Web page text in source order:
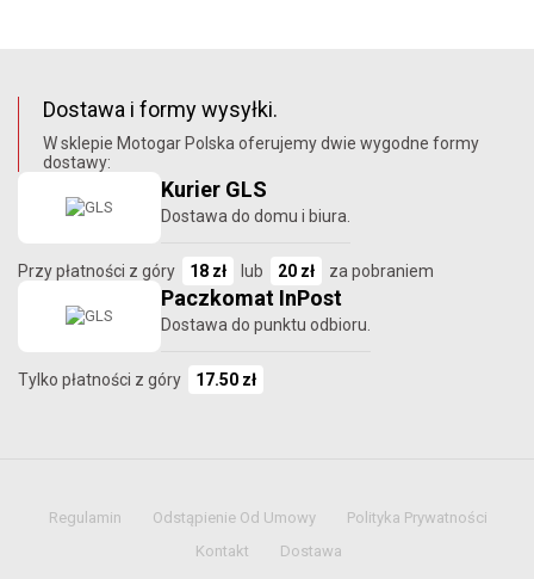
Dostawa i formy wysyłki.
W sklepie Motogar Polska oferujemy dwie wygodne formy
dostawy:
Kurier GLS
Dostawa do domu i biura.
Przy płatności z góry 18 zł lub 20 zł za pobraniem
Paczkomat InPost
Dostawa do punktu odbioru.
Tylko płatności z góry 17.50 zł
Regulamin Odstąpienie Od Umowy
Polityka Prywatności
Kontakt
Dostawa